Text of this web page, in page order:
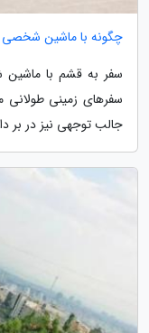
چگونه با ماشین شخصی
سفر به قشم با
سفرهای زمینی
جالب توجهی نیز در بر